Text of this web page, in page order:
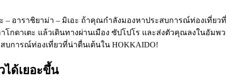
– อาราชิยาม่า – มิเอะ ถ้าคุณกำลังมองหาประสบการณ์ท่องเที่ย
กดาเตะ แล้วเดินทางผ่านเมือง ซัปโปโร และส่งตัวคุณลงในอัม
การณ์ท่องเที่ยวที่น่าตื่นเต้นใน HOKKAIDO!
ได้เยอะขึ้น